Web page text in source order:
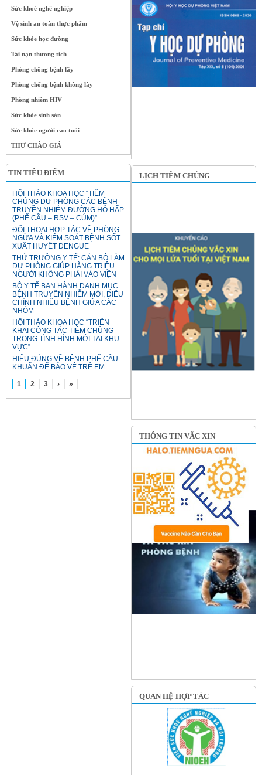
Sức khoẻ nghề nghiệp
Vệ sinh an toàn thực phẩm
Sức khỏe học đường
Tai nạn thương tích
Phòng chống bệnh lây
Phòng chống bệnh không lây
Phòng nhiễm HIV
Sức khỏe sinh sản
Sức khỏe người cao tuổi
THƯ CHÀO GIÁ
TIN TIÊU ĐIỂM
HỘI THẢO KHOA HỌC “TIÊM
CHỦNG DỰ PHÒNG CÁC BỆNH
TRUYỀN NHIỄM ĐƯỜNG HÔ HẤP
(PHẾ CẦU – RSV – CÚM)”
ĐỐI THOẠI HỢP TÁC VỀ PHÒNG
NGỪA VÀ KIỂM SOÁT BỆNH SỐT
XUẤT HUYẾT DENGUE
THỨ TRƯỞNG Y TẾ: CÁN BỘ LÀM
DỰ PHÒNG GIÚP HÀNG TRIỆU
NGƯỜI KHÔNG PHẢI VÀO VIỆN
BỘ Y TẾ BAN HÀNH DANH MỤC
BỆNH TRUYỀN NHIỄM MỚI, ĐIỀU
CHỈNH NHIỀU BỆNH GIỮA CÁC
NHÓM
HỘI THẢO KHOA HỌC “TRIỂN
KHAI CÔNG TÁC TIÊM CHỦNG
TRONG TÌNH HÌNH MỚI TẠI KHU
VỰC”
HIỂU ĐÚNG VỀ BỆNH PHẾ CẦU
KHUẨN ĐỂ BẢO VỆ TRẺ EM
1 2 3 › »
LỊCH TIÊM CHỦNG
THÔNG TIN VẮC XIN
QUAN HỆ HỢP TÁC